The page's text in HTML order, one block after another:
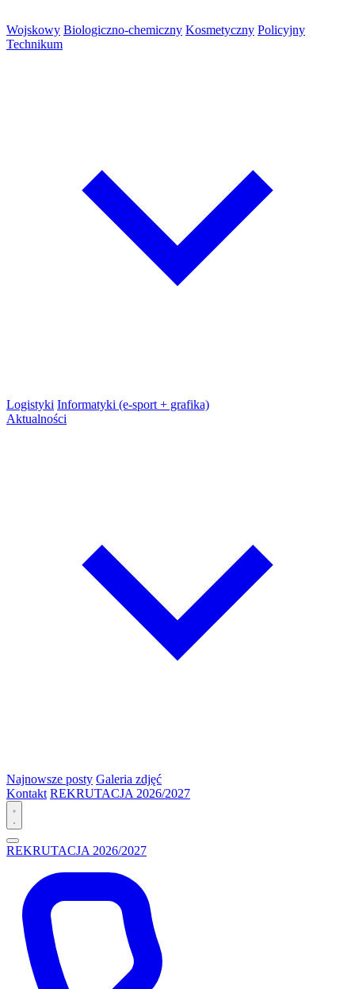
Wojskowy Biologiczno-chemiczny Kosmetyczny Policyjny
Technikum
Logistyki Informatyki (e-sport + grafika)
Aktualności
Najnowsze posty Galeria zdjęć
Kontakt REKRUTACJA 2026/2027
REKRUTACJA 2026/2027